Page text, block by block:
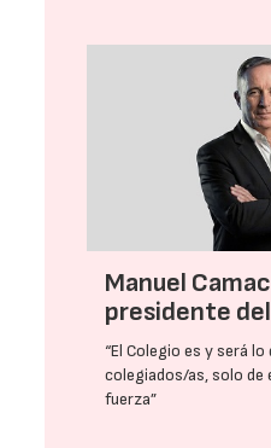
Manuel
presidente del
“El Colegio es y será
colegiados/as, solo de
fuerza”